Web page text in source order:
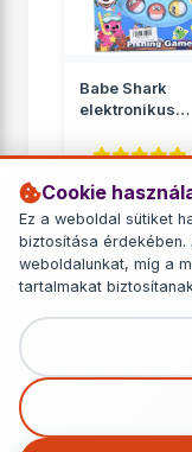
Cookie
Ez a weboldal sütiket
biztosítása érdekében.
weboldalunkat, míg a
tartalmakat
Babe Shark
elektronikus
Ügyességi
3 090 Ft
RÉSZLETEK
További